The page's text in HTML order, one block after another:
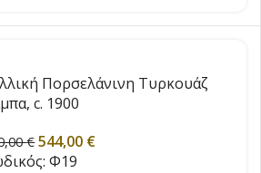
Πορσελάνινη Τυρκουάζ
c. 1900
€ 544,00 €
Φ19